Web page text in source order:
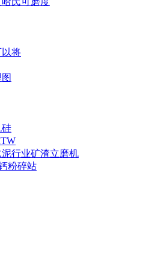
以将
硅
行业矿渣立磨机
粉碎站